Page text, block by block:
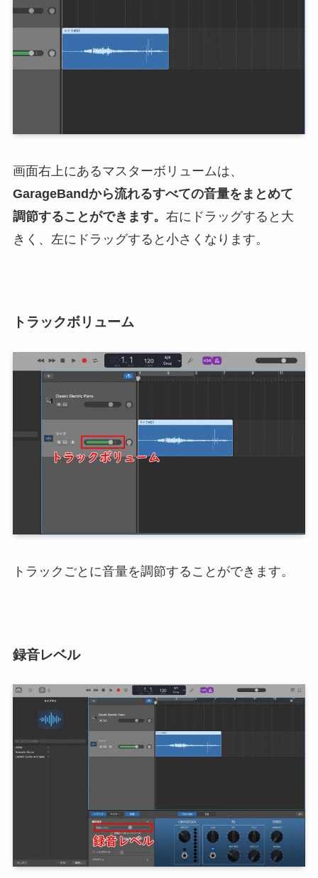
画面右上にあるマスターボリュームは、
GarageBandから流れるすべての音量をまとめて
調節することができます。 右にドラッグすると大
きく、左にドラッグすると小さくなります。
トラックボリューム
トラックごとに音量を調節することができます。
録音レベル